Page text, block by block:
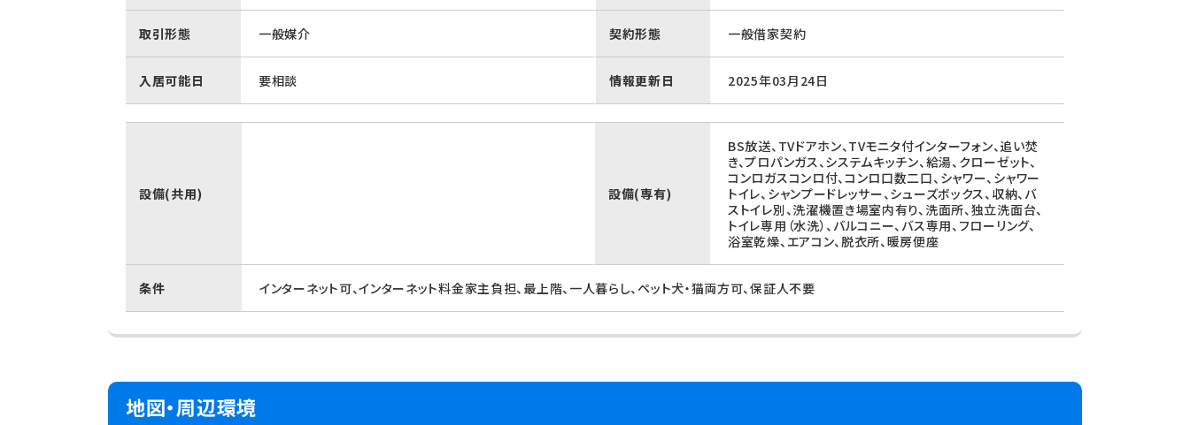
取引形態 一般媒介 契約形態 一般借家契約
入居可能日 要相談 情報更新日 2025年03月24日
設備(共用) 設備(専有)
BS放送、TVドアホン、TVモニタ付インターフォン、追い焚
き、プロパンガス、システムキッチン、給湯、クローゼット、
コンロガスコンロ付、コンロ口数二口、シャワー、シャワー
トイレ、シャンプードレッサー、シューズボックス、収納、バ
ストイレ別、洗濯機置き場室内有り、洗面所、独立洗面台、
トイレ専用（水洗）、バルコニー、バス専用、フローリング、
浴室乾燥、エアコン、脱衣所、暖房便座
条件 インターネット可、インターネット料金家主負担、最上階、一人暮らし、ペット犬・猫両方可、保証人不要
地図・周辺環境